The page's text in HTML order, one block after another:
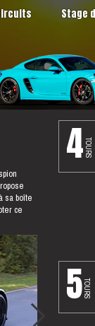
Stage
sa boîte
ce
4tours
5tours